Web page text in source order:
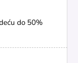
do 50%